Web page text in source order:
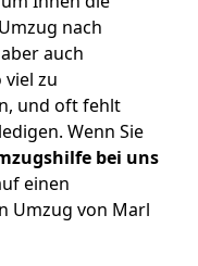
nach
auch
zu
und oft fehlt
Wenn Sie
bei uns
einen
Umzug von Marl